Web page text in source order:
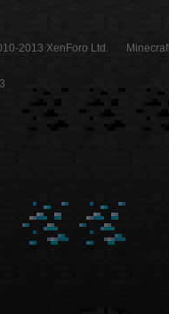
2013 XenForo Ltd.